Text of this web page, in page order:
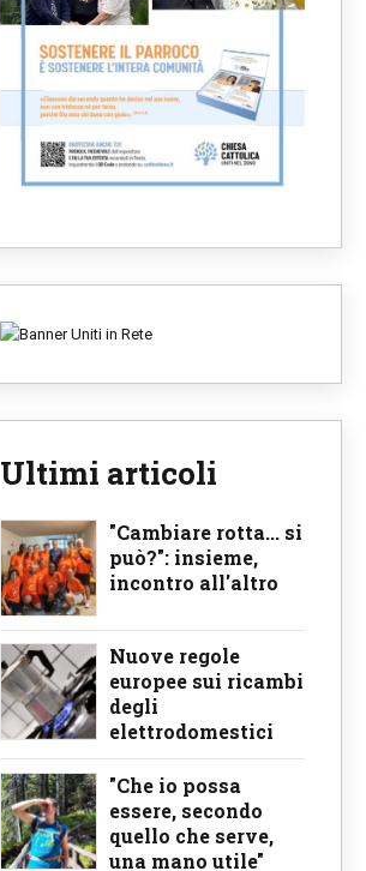
Ultimi articoli
"Cambiare rotta... si
può?": insieme,
incontro all'altro
Nuove regole
europee sui ricambi
degli
elettrodomestici
"Che io possa
essere, secondo
quello che serve,
una mano utile"